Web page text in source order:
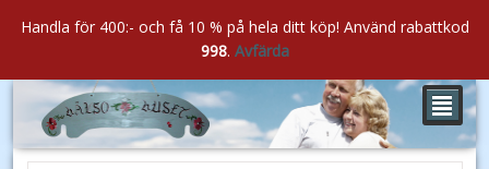
²
Handla för 400:- och få 10 % på hela ditt köp! Använd rabattkod
998. Avfärda